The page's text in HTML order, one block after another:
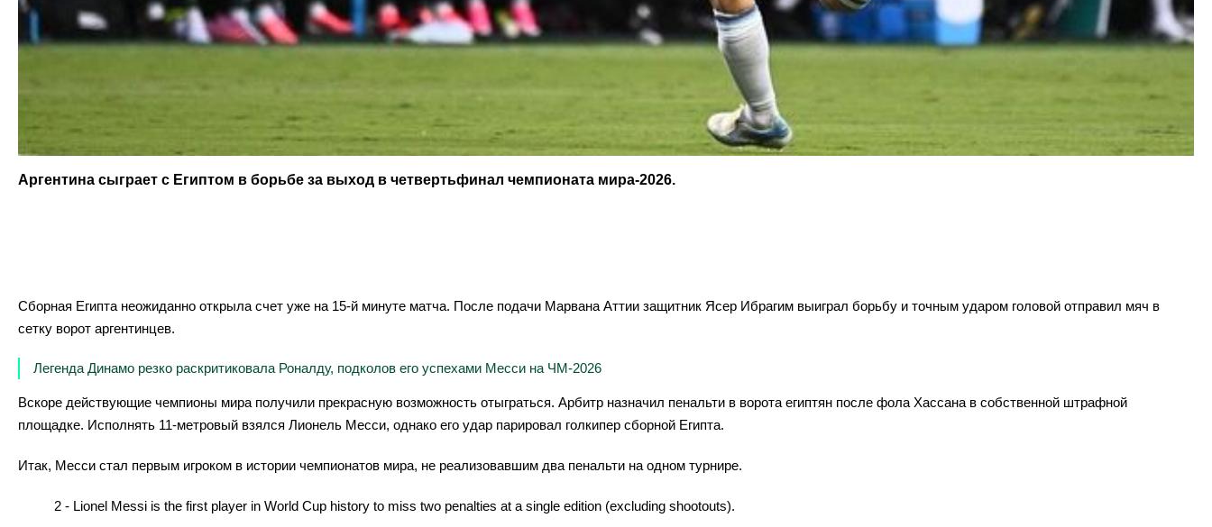
Аргентина сыграет с Египтом в борьбе за выход в четвертьфинал чемпионата мира-2026.
Сборная Египта неожиданно открыла счет уже на 15-й минуте матча. После подачи Марвана Аттии защитник Ясер Ибрагим выиграл борьбу и точным ударом головой отправил мяч в
сетку ворот аргентинцев.
Легенда Динамо резко раскритиковала Роналду, подколов его успехами Месси на ЧМ-2026
Вскоре действующие чемпионы мира получили прекрасную возможность отыграться. Арбитр назначил пенальти в ворота египтян после фола Хассана в собственной штрафной
площадке. Исполнять 11-метровый взялся Лионель Месси, однако его удар парировал голкипер сборной Египта.
Итак, Месси стал первым игроком в истории чемпионатов мира, не реализовавшим два пенальти на одном турнире.
2 - Lionel Messi is the first player in World Cup history to miss two penalties at a single edition (excluding shootouts).